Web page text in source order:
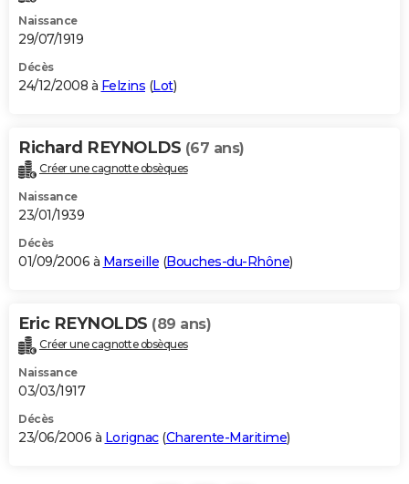
Naissance
29/07/1919
Décès
24/12/2008 à Felzins (Lot)
Richard REYNOLDS (67 ans)
Créer une cagnotte obsèques
Naissance
23/01/1939
Décès
01/09/2006 à Marseille (Bouches-du-Rhône)
Eric REYNOLDS (89 ans)
Créer une cagnotte obsèques
Naissance
03/03/1917
Décès
23/06/2006 à Lorignac(Charente-Maritime)